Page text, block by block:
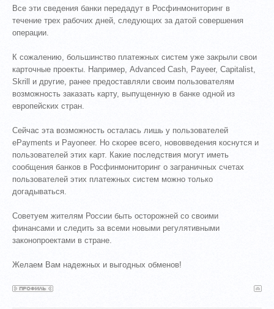
Все эти сведения банки передадут в Росфинмониторинг в
течение трех рабочих дней, следующих за датой совершения
операции.
К сожалению, большинство платежных систем уже закрыли свои
карточные проекты. Например, Advanced Cash, Payeer, Capitalist,
Skrill и другие, ранее предоставляли своим пользователям
возможность заказать карту, выпущенную в банке одной из
европейских стран.
Сейчас эта возможность осталась лишь у пользователей
ePayments и Payoneer. Но скорее всего, нововведения коснутся и
пользователей этих карт. Какие последствия могут иметь
сообщения банков в Росфинмониторинг о заграничных счетах
пользователей этих платежных систем можно только
догадываться.
Советуем жителям России быть осторожней со своими
финансами и следить за всеми новыми регулятивными
законопроектами в стране.
Желаем Вам надежных и выгодных обменов!